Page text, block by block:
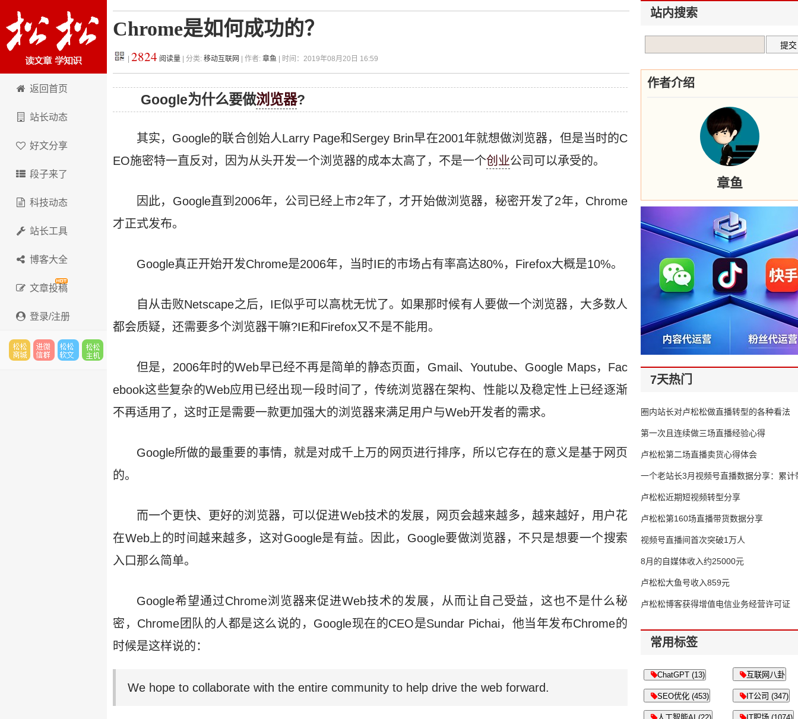
松松科技
返回首页
站长动态
好文分享
段子来了
科技动态
站长工具
博客大全
文章投稿
登录/注册
Chrome是如何成功的？
2824 阅读量 | 分类: 移动互联网 | 作者: 章鱼 | 时间：2019年08月20日 16:59
Google为什么要做浏览器?
其实，Google的联合创始人Larry Page和Sergey Brin早在2001年就想做浏览器，但是当时的C
EO施密特一直反对，因为从头开发一个浏览器的成本太高了，不是一个创业公司可以承受的。
因此，Google直到2006年，公司已经上市2年了，才开始做浏览器，秘密开发了2年，Chrome
才正式发布。
Google真正开始开发Chrome是2006年，当时IE的市场占有率高达80%，Firefox大概是10%。
自从击败Netscape之后，IE似乎可以高枕无忧了。如果那时候有人要做一个浏览器，大多数人
都会质疑，还需要多个浏览器干嘛?IE和Firefox又不是不能用。
但是，2006年时的Web早已经不再是简单的静态页面，Gmail、Youtube、Google Maps，Fac
ebook这些复杂的Web应用已经出现一段时间了，传统浏览器在架构、性能以及稳定性上已经逐渐
不再适用了，这时正是需要一款更加强大的浏览器来满足用户与Web开发者的需求。
Google所做的最重要的事情，就是对成千上万的网页进行排序，所以它存在的意义是基于网页
的。
而一个更快、更好的浏览器，可以促进Web技术的发展，网页会越来越多，越来越好，用户花
在Web上的时间越来越多，这对Google是有益。因此，Google要做浏览器，不只是想要一个搜索
入口那么简单。
Google希望通过Chrome浏览器来促进Web技术的发展，从而让自己受益，这也不是什么秘
密，Chrome团队的人都是这么说的，Google现在的CEO是Sundar Pichai，他当年发布Chrome的
时候是这样说的：
We hope to collaborate with the entire community to help drive the web forward.
站内搜索
作者介绍
章鱼
7天热门
圈内站长对卢松松做直播转型的各种看法
第一次且连续做三场直播经验心得
卢松松第二场直播卖货心得体会
一个老站长3月视频号直播数据分享：累计
65万
卢松松近期短视频转型分享
卢松松第160场直播带货数据分享
视频号直播间首次突破1万人
8月的自媒体收入约25000元
卢松松大鱼号收入859元
卢松松博客获得增值电信业务经营许可证
常用标签
ChatGPT (13) 互联网八卦
SEO优化 (453) IT公司 (347)